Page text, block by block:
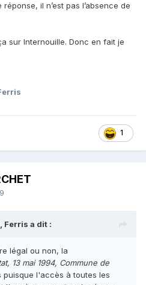
il n’est pas l’absence de
sur Internouille. Donc en fait je
1
Ferris a dit :
légal ou non, la
13 mai 1994, Commune de
puisque l'accès à toutes les